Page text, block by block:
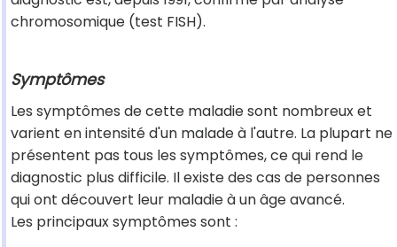
chromosomique (test FISH).
Symptômes
Les symptômes de cette maladie sont nombreux et
varient en intensité d'un malade à l'autre. La plupart ne
présentent pas tous les symptômes, ce qui rend le
diagnostic plus difficile. Il existe des cas de personnes
qui ont découvert leur maladie à un âge avancé.
Les principaux symptômes sont :